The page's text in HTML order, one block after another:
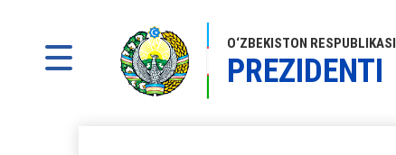
O‘ZBEKISTON RESPUBLIKASI
PREZIDENTI